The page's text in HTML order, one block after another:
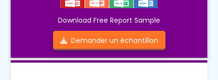
Download Free Report Sample
Demander un échantillon